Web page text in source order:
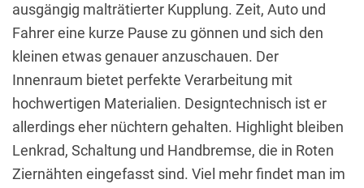
ausgängig malträtierter Kupplung. Zeit, Auto und
Fahrer eine kurze Pause zu gönnen und sich den
kleinen etwas genauer anzuschauen. Der
Innenraum bietet perfekte Verarbeitung mit
hochwertigen Materialien. Designtechnisch ist er
allerdings eher nüchtern gehalten. Highlight bleiben
Lenkrad, Schaltung und Handbremse, die in Roten
Ziernähten eingefasst sind. Viel mehr findet man im